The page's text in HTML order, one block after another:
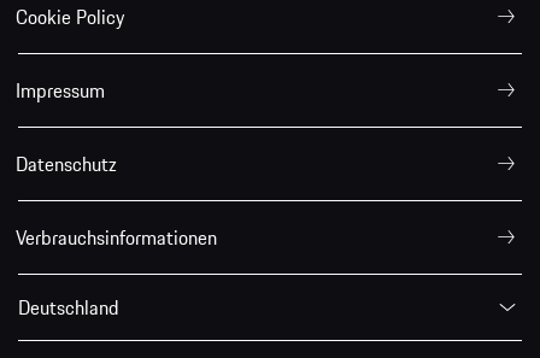
Cookie Policy
Impressum
Datenschutz
Verbrauchsinformationen
Deutschland